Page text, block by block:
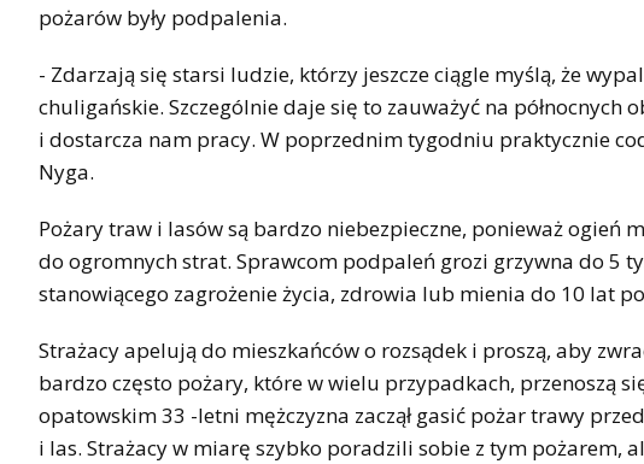
pożarów były podpalenia.
- Zdarzają się starsi ludzie, którzy jeszcze ciągle myślą, że
chuligańskie. Szczególnie daje się to zauważyć na północnych
i dostarcza nam pracy. W poprzednim tygodniu praktycznie
Nyga.
Pożary traw i lasów są bardzo niebezpieczne, ponieważ ogień
do ogromnych strat. Sprawcom podpaleń grozi grzywna do 5
stanowiącego zagrożenie życia, zdrowia lub mienia do 10 lat
Strażacy apelują do mieszkańców o rozsądek i proszą, aby
bardzo często pożary, które w wielu przypadkach, przenoszą
opatowskim 33 -letni mężczyzna zaczął gasić pożar trawy
i las. Strażacy w miarę szybko poradzili sobie z tym pożarem,